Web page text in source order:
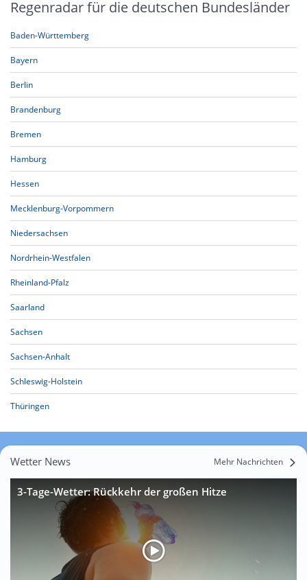
Regenradar für die deutschen Bundesländer
Baden-Württemberg
Bayern
Berlin
Brandenburg
Bremen
Hamburg
Hessen
Mecklenburg-Vorpommern
Niedersachsen
Nordrhein-Westfalen
Rheinland-Pfalz
Saarland
Sachsen
Sachsen-Anhalt
Schleswig-Holstein
Thüringen
Wetter News Mehr Nachrichten
3-Tage-Wetter: Rückkehr der großen Hitze